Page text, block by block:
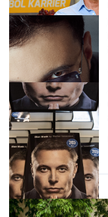
Energia
Content Lab HUB
Forbes-sztori